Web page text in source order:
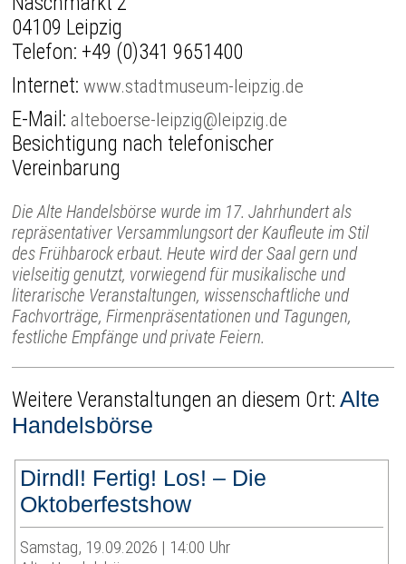
04109 Leipzig
Telefon: +49 (0)341 9651400
Internet:www.stadtmuseum-leipzig.de
E-Mail: alteboerse-leipzig@leipzig.de
Besichtigung nach telefonischer
Vereinbarung
Die Alte Handelsbörse wurde im 17. Jahrhundert als
repräsentativer Versammlungsort der Kaufleute im Stil
des Frühbarock erbaut. Heute wird der Saal gern und
vielseitig genutzt, vorwiegend für musikalische und
literarische Veranstaltungen, wissenschaftliche und
Fachvorträge, Firmenpräsentationen und Tagungen,
festliche Empfänge und private Feiern.
Weitere Veranstaltungen an diesem Ort:Alte
Handelsbörse
Dirndl! Fertig! Los! – Die
Oktoberfestshow
Samstag, 19.09.2026 | 14:00 Uhr